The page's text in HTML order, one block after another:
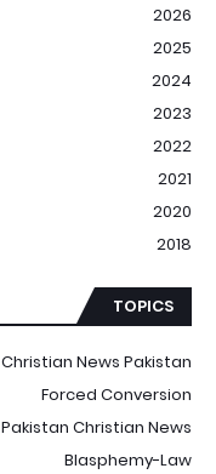
2026
2025
2024
2023
2022
2021
2020
2018
TOPICS
Christian News Pakistan
Forced Conversion
Pakistan Christian News
Blasphemy-Law